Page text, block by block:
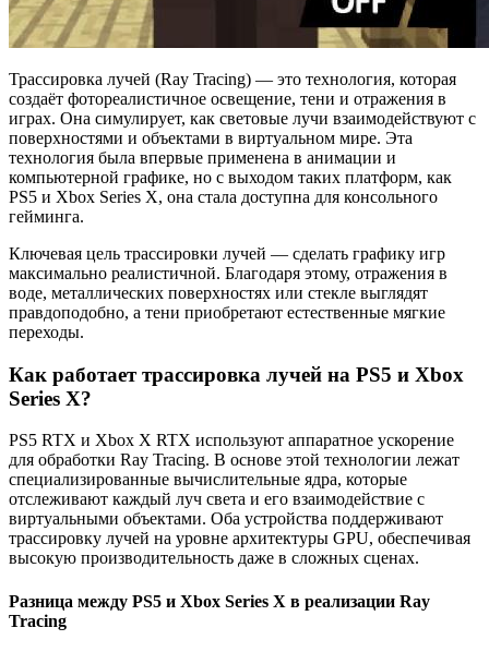
Трассировка лучей (Ray Tracing) — это технология, которая
создаёт фотореалистичное освещение, тени и отражения в
играх. Она симулирует, как световые лучи взаимодействуют с
поверхностями и объектами в виртуальном мире. Эта
технология была впервые применена в анимации и
компьютерной графике, но с выходом таких платформ, как
PS5 и Xbox Series X, она стала доступна для консольного
гейминга.
Ключевая цель трассировки лучей — сделать графику игр
максимально реалистичной. Благодаря этому, отражения в
воде, металлических поверхностях или стекле выглядят
правдоподобно, а тени приобретают естественные мягкие
переходы.
Как работает трассировка лучей на PS5 и Xbox
Series X?
PS5 RTX и Xbox X RTX используют аппаратное ускорение
для обработки Ray Tracing. В основе этой технологии лежат
специализированные вычислительные ядра, которые
отслеживают каждый луч света и его взаимодействие с
виртуальными объектами. Оба устройства поддерживают
трассировку лучей на уровне архитектуры GPU, обеспечивая
высокую производительность даже в сложных сценах.
Разница между PS5 и Xbox Series X в реализации Ray
Tracing